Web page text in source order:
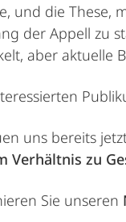
und die These,
der Appell zu
aber aktuelle
uns bereits
zu
Sie unseren